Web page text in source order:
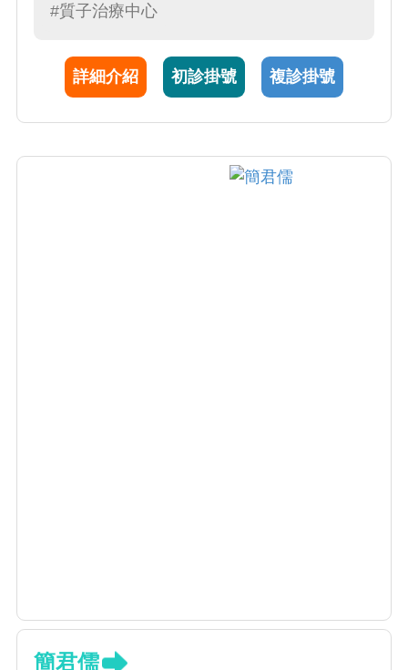
#質子治療中心
詳細介紹 初診掛號 複診掛號
簡君儒